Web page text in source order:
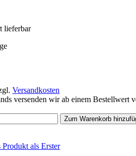
lieferbar
Versandkosten
versenden wir ab einem Bestellwert
Zum Warenkorb
Produkt als Erster